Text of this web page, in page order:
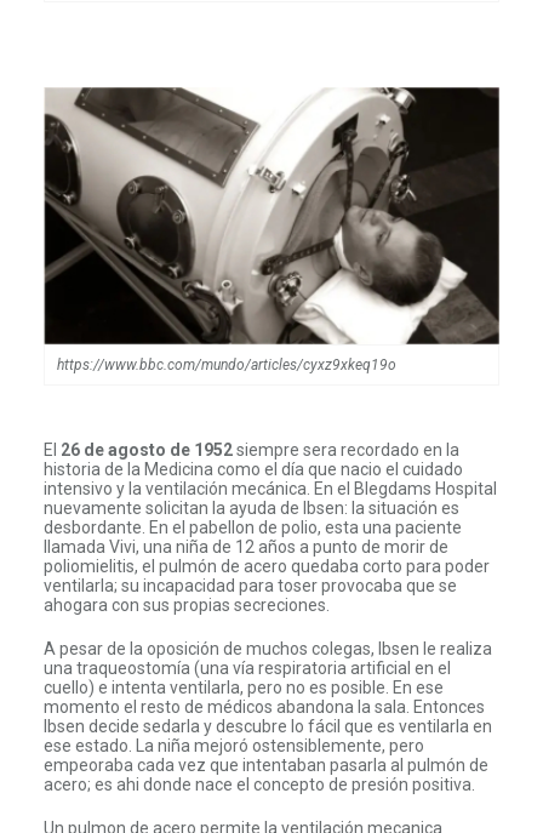
https://www.bbc.com/mundo/articles/cyxz9xkeq19o
El 26 de agosto de 1952siempre sera recordado en la
historia de la Medicina como el día que nacio el cuidado
intensivo y la ventilación mecánica. En el Blegdams Hospital
nuevamente solicitan la ayuda de Ibsen: la situación es
desbordante. En el pabellon de polio, esta una paciente
llamada Vivi, una niña de 12 años a punto de morir de
poliomielitis, el pulmón de acero quedaba corto para poder
ventilarla; su incapacidad para toser provocaba que se
ahogara con sus propias secreciones.
A pesar de la oposición de muchos colegas, Ibsen le realiza
una traqueostomía (una vía respiratoria artificial en el
cuello) e intenta ventilarla, pero no es posible. En ese
momento el resto de médicos abandona la sala. Entonces
Ibsen decide sedarla y descubre lo fácil que es ventilarla en
ese estado. La niña mejoró ostensiblemente, pero
empeoraba cada vez que intentaban pasarla al pulmón de
acero; es ahi donde nace el concepto de presión positiva.
Un pulmon de acero permite la ventilación mecanica